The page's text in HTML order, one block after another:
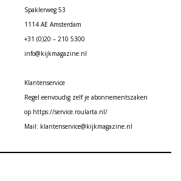
Spaklerweg 53
1114 AE Amsterdam
+31 (0)20 – 210 5300
info@kijkmagazine.nl
Klantenservice
Regel eenvoudig zelf je abonnementszaken
op https://service.roularta.nl/
Mail: klantenservice@kijkmagazine.nl